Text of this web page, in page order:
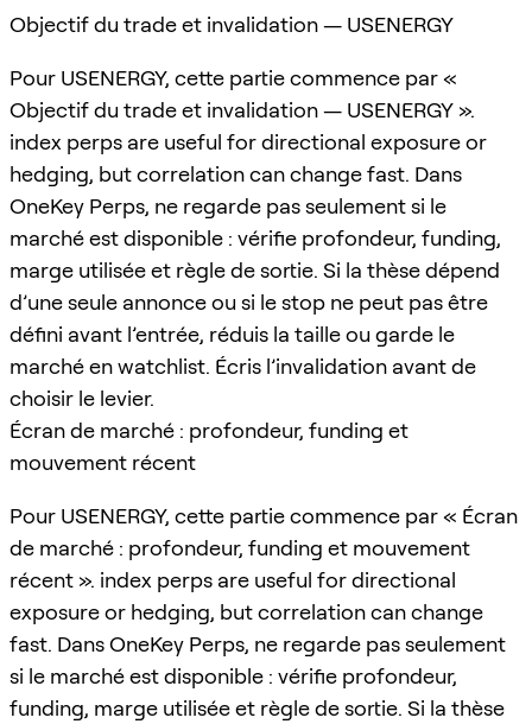
Objectif du trade et invalidation — USENERGY
Pour USENERGY, cette partie commence par «
Objectif du trade et invalidation — USENERGY ».
index perps are useful for directional exposure or
hedging, but correlation can change fast. Dans
OneKey Perps, ne regarde pas seulement si le
marché est disponible : vérifie profondeur, funding,
marge utilisée et règle de sortie. Si la thèse dépend
d’une seule annonce ou si le stop ne peut pas être
défini avant l’entrée, réduis la taille ou garde le
marché en watchlist. Écris l’invalidation avant de
choisir le levier.
Écran de marché : profondeur, funding et
mouvement récent
Pour USENERGY, cette partie commence par « Écran
de marché : profondeur, funding et mouvement
récent ». index perps are useful for directional
exposure or hedging, but correlation can change
fast. Dans OneKey Perps, ne regarde pas seulement
si le marché est disponible : vérifie profondeur,
funding, marge utilisée et règle de sortie. Si la thèse